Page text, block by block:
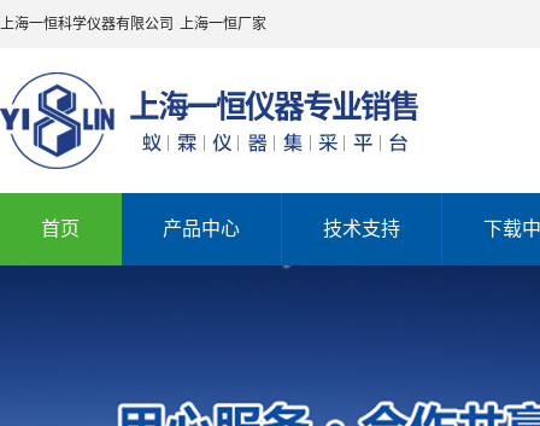
上海一恒科学仪器有限公司 上海一恒厂家
首页 产品中心 技术支持 下载